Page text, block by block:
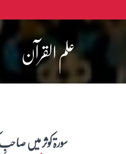
علم القرآن
سورۃ کوثر میں